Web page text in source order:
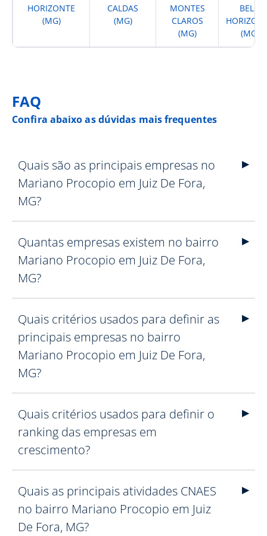
HORIZONTE
(MG)
CALDAS
(MG)
MONTES
CLAROS
(MG)
BELO
(MG)
FAQ
Confira abaixo as dúvidas mais frequentes
Quais são as principais empresas no
Mariano Procopio em Juiz De Fora,
MG?
Quantas empresas existem no bairro
Mariano Procopio em Juiz De Fora,
MG?
Quais critérios usados para definir as
principais empresas no bairro
Mariano Procopio em Juiz De Fora,
MG?
Quais critérios usados para definir o
ranking das empresas em
crescimento?
Quais as principais atividades CNAES
no bairro Mariano Procopio em Juiz
De Fora, MG?